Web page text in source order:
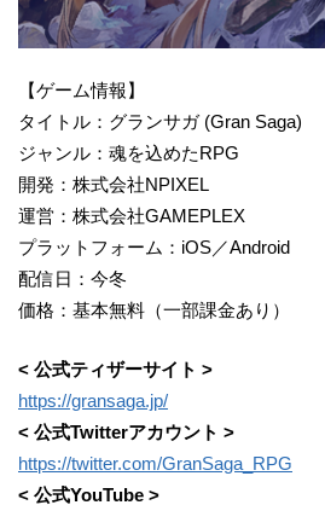
【ゲーム情報】
タイトル：グランサガ (Gran Saga)
ジャンル：魂を込めたRPG
開発：株式会社NPIXEL
運営：株式会社GAMEPLEX
プラットフォーム：iOS／Android
配信日：今冬
価格：基本無料（一部課金あり）
< 公式ティザーサイト >
https://gransaga.jp/
< 公式Twitterアカウント >
https://twitter.com/GranSaga_RPG
< 公式YouTube >